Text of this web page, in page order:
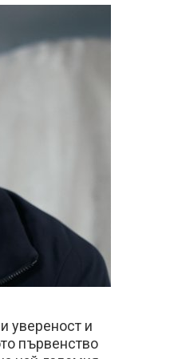
увереност и
първенство